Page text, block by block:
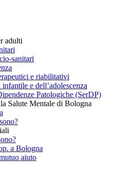
adulti
sanitari
e riabilitativi
e dell’adolescenza
Patologiche (SerDP)
Salute Mentale di Bologna
a Bologna
aiuto